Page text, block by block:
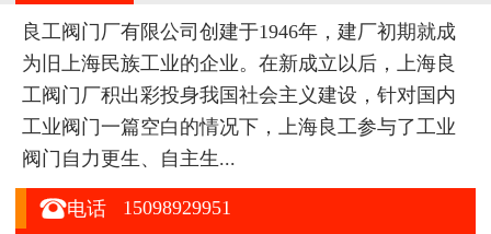
良工阀门厂有限公司创建于1946年，建厂初期就成
为旧上海民族工业的企业。在新成立以后，上海良
工阀门厂积出彩投身我国社会主义建设，针对国内
工业阀门一篇空白的情况下，上海良工参与了工业
阀门自力更生、自主生...
电话 15098929951